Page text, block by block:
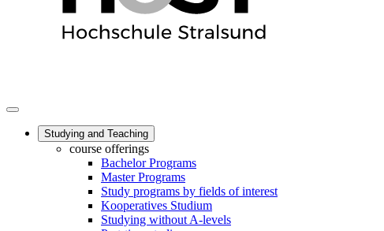
Studying and Teaching
course offerings
Bachelor Programs
Master Programs
Study programs by fields of interest
Kooperatives Studium
Studying without A-levels